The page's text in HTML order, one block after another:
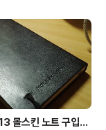
몰스킨 노트 구입...